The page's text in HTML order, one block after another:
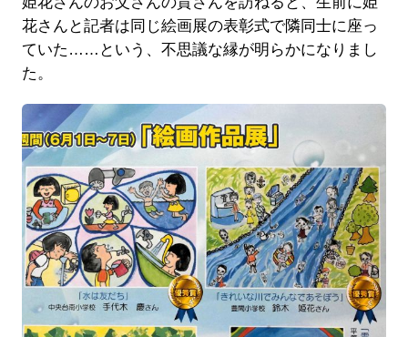
花さんと記者は同じ絵画展の表彰式で隣同士に座っ
ていた……という、不思議な縁が明らかになりまし
た。